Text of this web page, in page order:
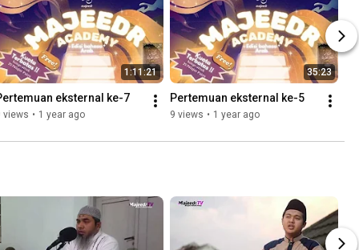
1:11:21
eksternal ke-7
views • 1 year ago
35:23
Pertemuan eksternal ke-5
9 views • 1 year ago